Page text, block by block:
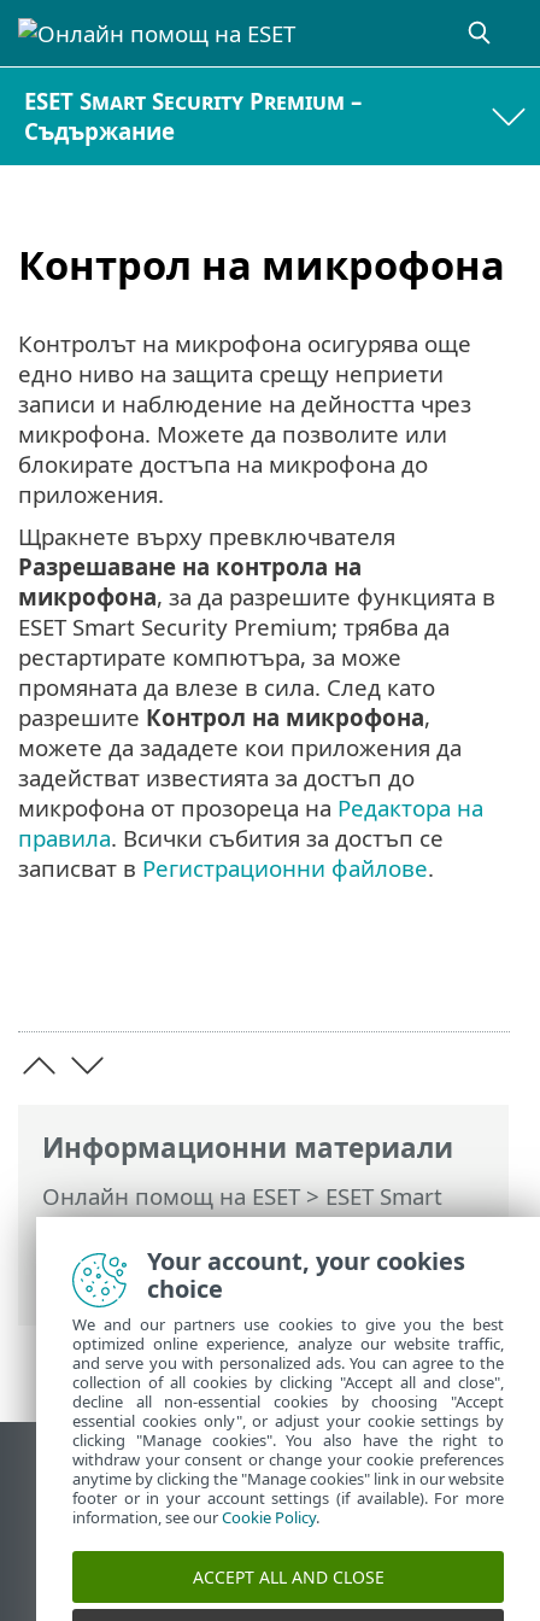
ESET Smart Security Premium –
Съдържание
Контрол на микрофона
Информационни материали
Онлайн помощ на ESET>ESET Smart
Security Premium>Разширена
настройка>Защити>Управление на
устройства> Контрол на микрофона
Контролът на микрофона осигурява още
едно ниво на защита срещу неприети
записи и наблюдение на дейността чрез
микрофона. Можете да позволите или
блокирате достъпа на микрофона до
приложения.
Щракнете върху превключвателя
Разрешаване на контрола на
микрофона, за да разрешите функцията в
ESET Smart Security Premium; трябва да
рестартирате компютъра, за може
промяната да влезе в сила. След като
разрешите Контрол на микрофона,
можете да зададете кои приложения да
задействат известията за достъп до
микрофона от прозореца на Редактора на
правила. Всички събития за достъп се
записват в Регистрационни файлове.
Преглед на настолна версия на сайт
End of Life
База със знания на ESET
Форум на ESET
ESET Status Portal
Your account, your cookies
choice
We and our partners use cookies to give you the best
optimized online experience, analyze our website traffic,
and serve you with personalized ads. You can agree to the
collection of all cookies by clicking "Accept all and close",
decline all non-essential cookies by choosing "Accept
essential cookies only", or adjust your cookie settings by
clicking "Manage cookies". You also have the right to
withdraw your consent or change your cookie preferences
anytime by clicking the "Manage cookies" link in our website
footer or in your account settings (if available). For more
information, see ourCookie Policy.
ACCEPT ALL AND CLOSE